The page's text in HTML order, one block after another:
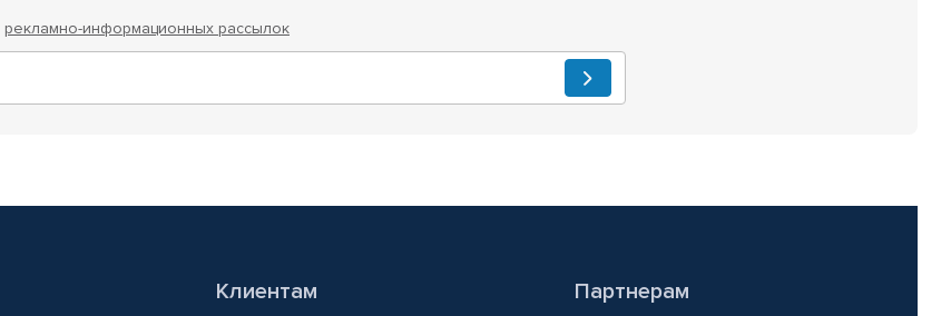
рекламно-информационных рассылок
Клиентам Партнерам